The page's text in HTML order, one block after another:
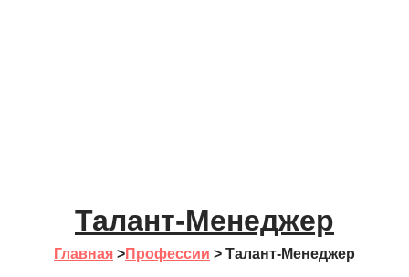
Талант-Менеджер
Главная >Профессии > Талант-Менеджер